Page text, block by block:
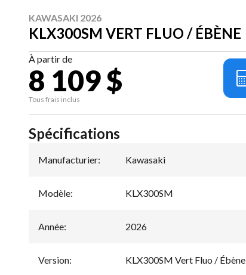
KAWASAKI 2026
KLX300SM VERT FLUO / ÉBÈNE
À partir de
8 109 $
Tous frais inclus
Spécifications
Manufacturier: Kawasaki
Modèle: KLX300SM
Année: 2026
Version: KLX300SM Vert Fluo / Ébène